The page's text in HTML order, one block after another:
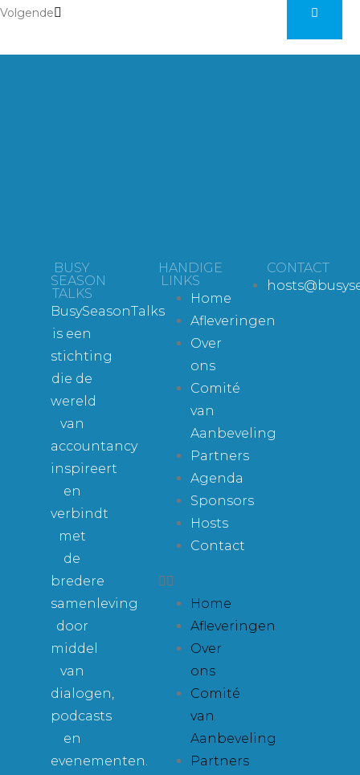
Volgende
BUSY
SEASON
TALKS
BusySeasonTalks
is een
stichting
die de
wereld
van
accountancy
inspireert
en
verbindt
met
de
bredere
samenleving
door
middel
van
dialogen,
podcasts
en
evenementen.
HANDIGE
LINKS
Home
Afleveringen
Over
ons
Comité
van
Aanbeveling
Partners
Agenda
Sponsors
Hosts
Contact
Home
Afleveringen
Over
ons
Comité
van
Aanbeveling
Partners
CONTACT